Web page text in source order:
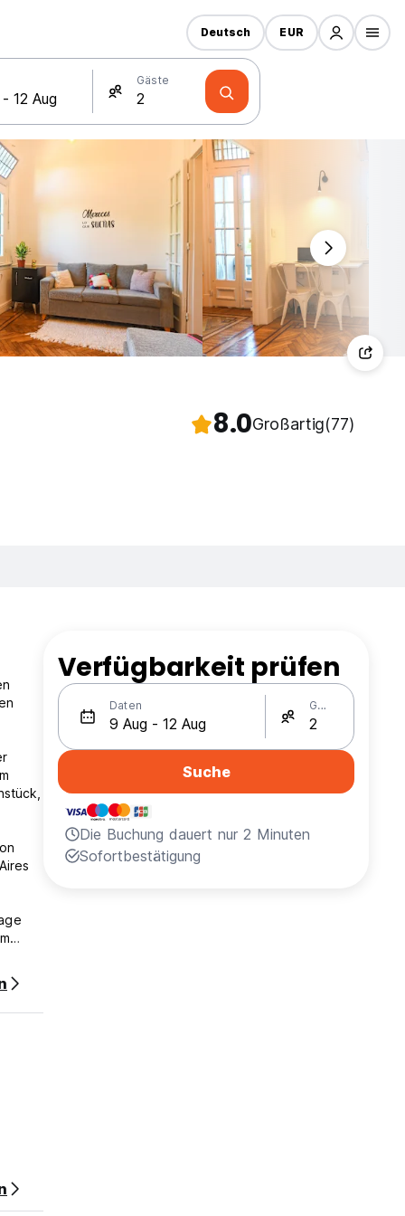
Gäste
Deutsch EUR
8.0Großartig(77)
Verfügbarkeit prüfen
Daten Gäste
Suche
Die Buchung dauert nur 2 Minuten
Sofortbestätigung